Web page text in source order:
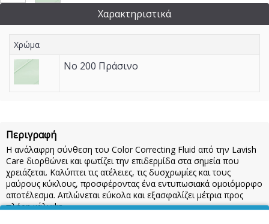
Χαρακτηριστικά
Χρώμα
No 200 Πράσινο
Περιγραφή
Η ανάλαφρη σύνθεση του Color Correcting Fluid από την Lavish
Care διορθώνει και φωτίζει την επιδερμίδα στα σημεία που
χρειάζεται. Καλύπτει τις ατέλειες, τις δυσχρωμίες και τους
μαύρους κύκλους, προσφέροντας ένα εντυπωσιακά ομοιόμορφο
αποτέλεσμα. Απλώνεται εύκολα και εξασφαλίζει μέτρια προς
πλήρη κάλυψη.